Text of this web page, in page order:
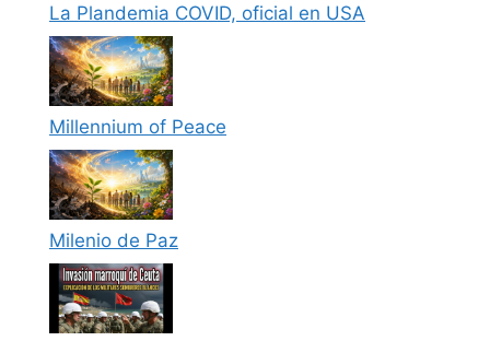
La Plandemia COVID, oficial en USA
Millennium of Peace
Milenio de Paz